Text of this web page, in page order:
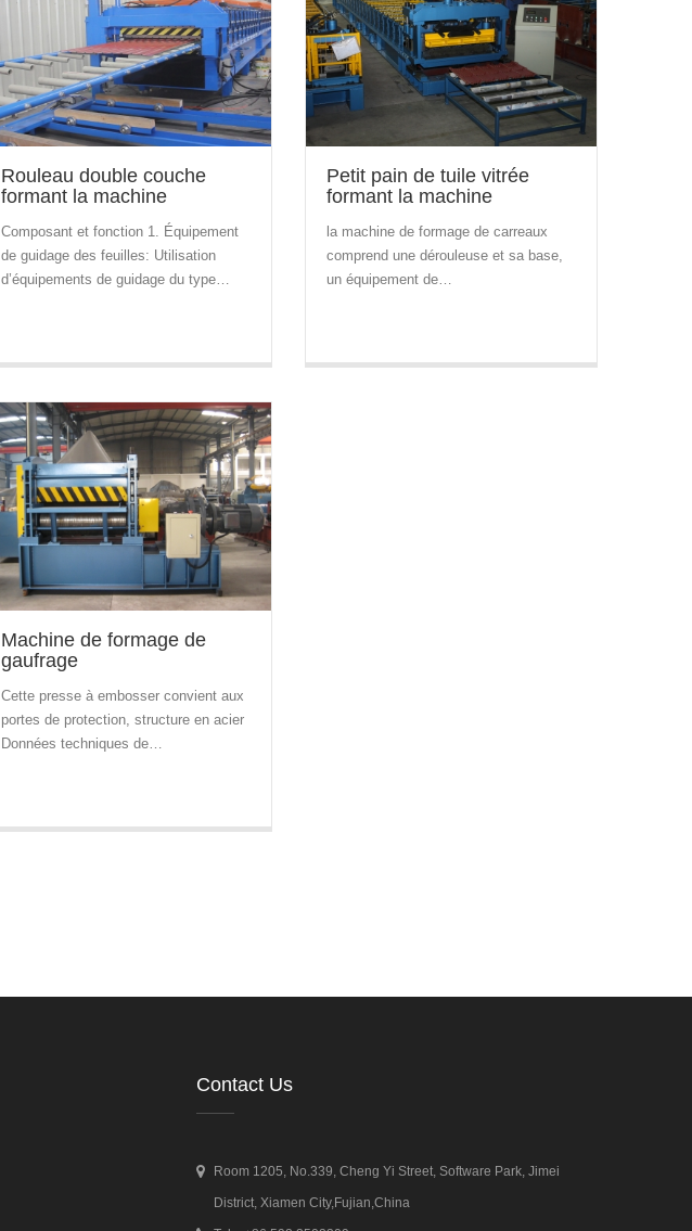
Rouleau double couche
formant la machine
Composant et fonction 1. Équipement
de guidage des feuilles: Utilisation
d’équipements de guidage du type…
Petit pain de tuile vitrée
formant la machine
la machine de formage de carreaux
comprend une dérouleuse et sa base,
un équipement de…
Machine de formage de
gaufrage
Cette presse à embosser convient aux
portes de protection, structure en acier
Données techniques de…
Contact Us
Room 1205, No.339, Cheng Yi Street, Software Park, Jimei
District, Xiamen City,Fujian,China